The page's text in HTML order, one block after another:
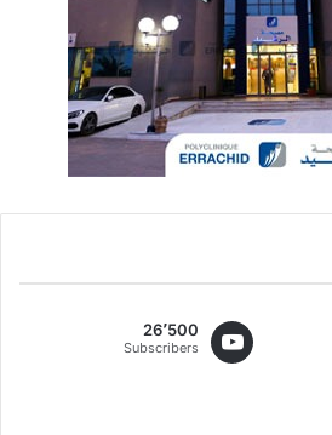
26٬500
Subscribers